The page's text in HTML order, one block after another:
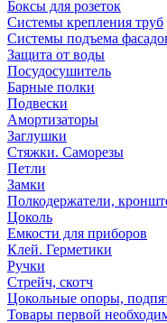
Боксы для розеток
Системы крепления труб
Системы подъема
Защита от воды
Посудосушитель
Барные полки
Подвески
Амортизаторы
Заглушки
Стяжки. Саморезы
Петли
Замки
Полкодержатели,
Цоколь
Емкости для приборов
Клей. Герметики
Ручки
Стрейч, скотч
Цокольные опоры,
Товары первой